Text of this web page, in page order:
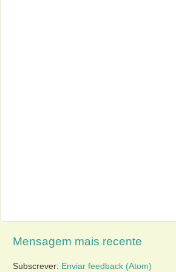
Mensagem mais recente
Subscrever: Enviar feedback (Atom)